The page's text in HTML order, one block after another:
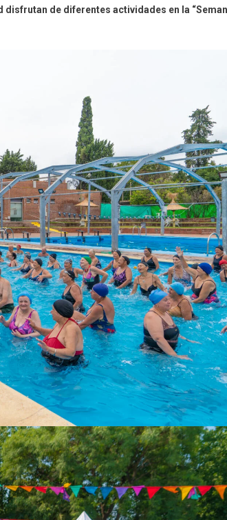
de diferentes actividades en la